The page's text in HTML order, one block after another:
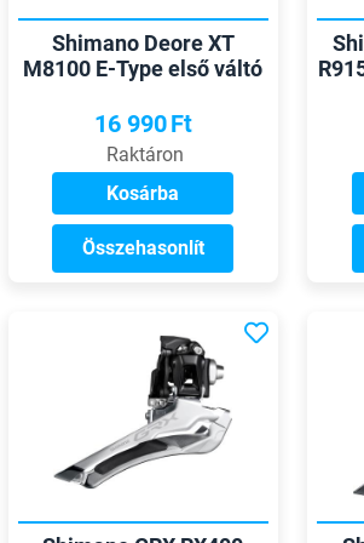
Shimano Deore XT
M8100 E-Type első váltó
16 990Ft
Raktáron
Kosárba
Összehasonlít